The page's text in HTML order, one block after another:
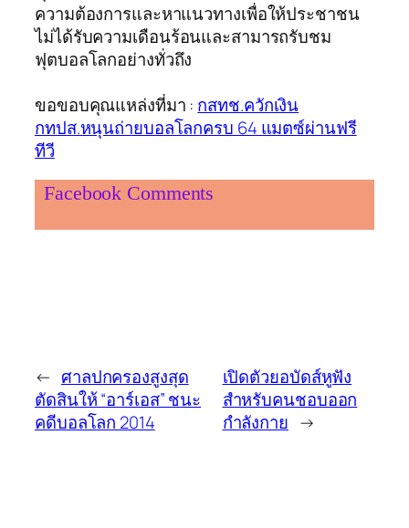
ความต้องการและหาแนวทางเพื่อให้ประชาชน
ไม่ได้รับความเดือนร้อนและสามารถรับชม
ฟุตบอลโลกอย่างทั่วถึง
ขอขอบคุณแหล่งที่มา : กสทช.ควักเงิน
กทปส.หนุนถ่ายบอลโลกครบ 64 แมตซ์ผ่านฟรี
ทีวี
Facebook Comments
← ศาลปกครองสูงสุด
ตัดสินให้ “อาร์เอส” ชนะ
คดีบอลโลก 2014
เปิดตัวยอบัดส์หูฟัง
สำหรับคนชอบออก
กำลังกาย →